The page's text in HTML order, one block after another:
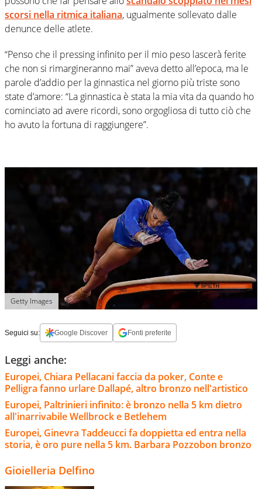
scorsi nella ritmica italiana, ugualmente sollevato dalle
denunce delle atlete.
“Penso che il pressing infinito per il mio peso lascerà ferite
che non si rimargineranno mai” aveva detto all’epoca, ma le
parole d’addio per la ginnastica nel giorno più triste sono
state d’amore: “La ginnastica è stata la mia vita da quando ho
cominciato ad avere ricordi, sono orgogliosa di tutto ciò che
ho avuto la fortuna di raggiungere”.
Getty Images
Seguici su: Google Discover Fonti preferite
Leggi anche:
Europei, Chiara Pellacani faccia da poker, Conte e
Pelligra fanno urlare Dallapé, altro bronzo nell'artistico
Europei, Paltrinieri infinito: è bronzo nella 5 km dietro
all'inarrivabile Wellbrock e Betlehem
Europei, Ginevra Taddeucci fa doppietta ed entra nella
storia, è oro pure nella 5 km. Barbara Pozzobon bronzo
Gioielleria Delfino